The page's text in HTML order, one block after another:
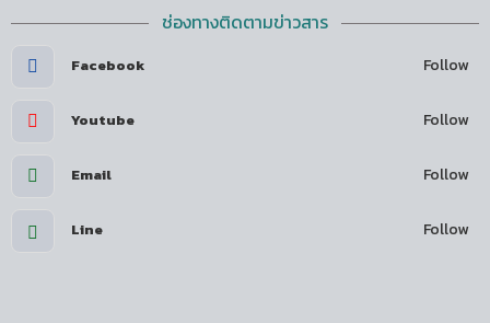
ช่องทางติดตามข่าวสาร
Facebook Follow
Youtube Follow
Email Follow
Line Follow